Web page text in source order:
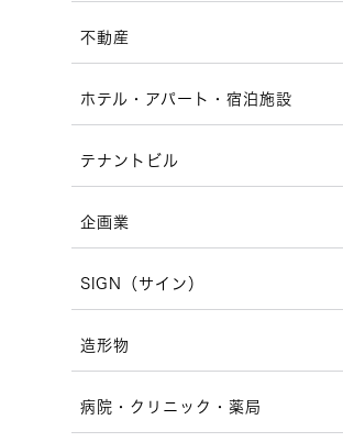
不動産
ホテル・アパート・宿泊施設
テナントビル
企画業
SIGN（サイン）
造形物
病院・クリニック・薬局